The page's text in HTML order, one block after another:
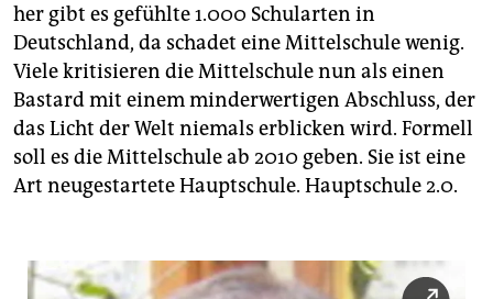
verlag
verlag
veranstaltungen
shop
fragen & hilfe
abo
her gibt es gefühlte 1.000 Schularten in
Deutschland, da schadet eine Mittelschule wenig.
Viele kritisieren die Mittelschule nun als einen
Bastard mit einem minderwertigen Abschluss, der
das Licht der Welt niemals erblicken wird. Formell
soll es die Mittelschule ab 2010 geben. Sie ist eine
Art neugestartete Hauptschule. Hauptschule 2.0.